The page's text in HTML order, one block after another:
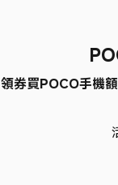
領券買POCO手機